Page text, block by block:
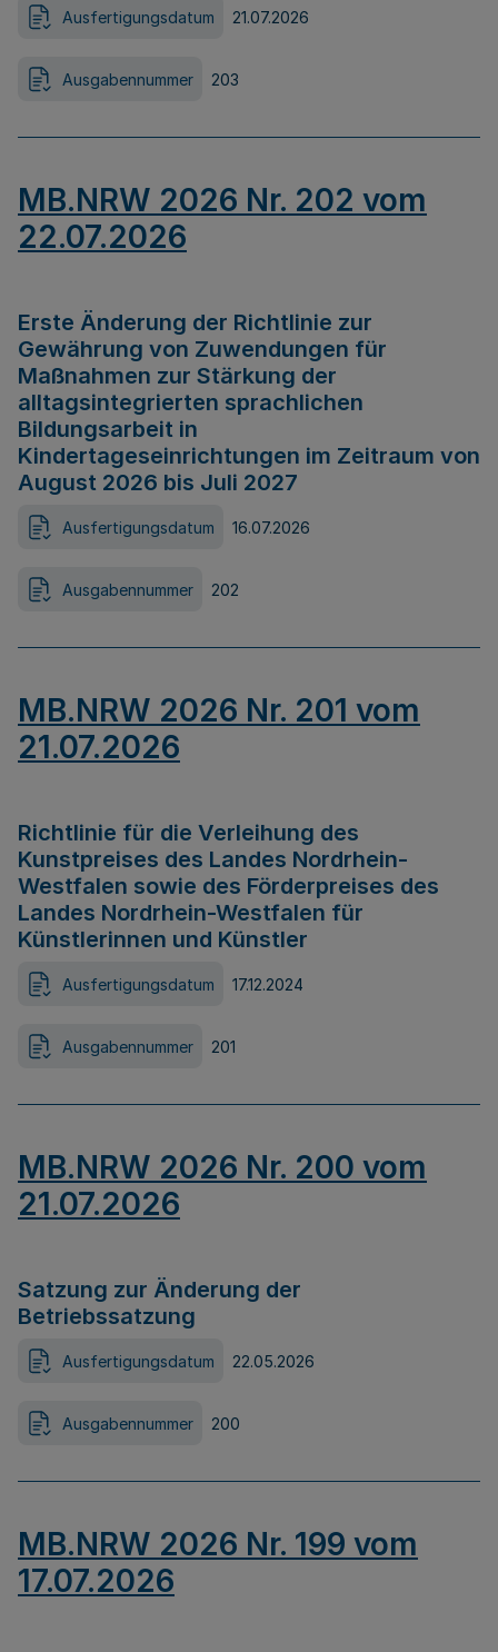
Ausfertigungsdatum 21.07.2026
Ausgabennummer 203
MB.NRW 2026 Nr. 202 vom
22.07.2026
Erste Änderung der Richtlinie zur
Gewährung von Zuwendungen für
Maßnahmen zur Stärkung der
alltagsintegrierten sprachlichen
Bildungsarbeit in
Kindertageseinrichtungen im Zeitraum von
August 2026 bis Juli 2027
Ausfertigungsdatum 16.07.2026
Ausgabennummer 202
MB.NRW 2026 Nr. 201 vom
21.07.2026
Richtlinie für die Verleihung des
Kunstpreises des Landes Nordrhein-
Westfalen sowie des Förderpreises des
Landes Nordrhein-Westfalen für
Künstlerinnen und Künstler
Ausfertigungsdatum 17.12.2024
Ausgabennummer 201
MB.NRW 2026 Nr. 200 vom
21.07.2026
Satzung zur Änderung der
Betriebssatzung
Ausfertigungsdatum 22.05.2026
Ausgabennummer 200
MB.NRW 2026 Nr. 199 vom
17.07.2026